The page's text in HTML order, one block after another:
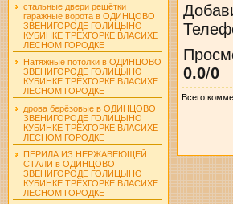
стальные двери решётки
гаражные ворота в ОДИНЦОВО
ЗВЕНИГОРОДЕ ГОЛИЦЫНО
КУБИНКЕ ТРЁХГОРКЕ ВЛАСИХЕ
ЛЕСНОМ ГОРОДКЕ
Натяжные потолки в ОДИНЦОВО
ЗВЕНИГОРОДЕ ГОЛИЦЫНО
КУБИНКЕ ТРЁХГОРКЕ ВЛАСИХЕ
ЛЕСНОМ ГОРОДКЕ
дрова берёзовые в ОДИНЦОВО
ЗВЕНИГОРОДЕ ГОЛИЦЫНО
КУБИНКЕ ТРЁХГОРКЕ ВЛАСИХЕ
ЛЕСНОМ ГОРОДКЕ
ПЕРИЛА ИЗ НЕРЖАВЕЮЩЕЙ
СТАЛИ в ОДИНЦОВО
ЗВЕНИГОРОДЕ ГОЛИЦЫНО
КУБИНКЕ ТРЁХГОРКЕ ВЛАСИХЕ
ЛЕСНОМ ГОРОДКЕ
0.0/0
Всего